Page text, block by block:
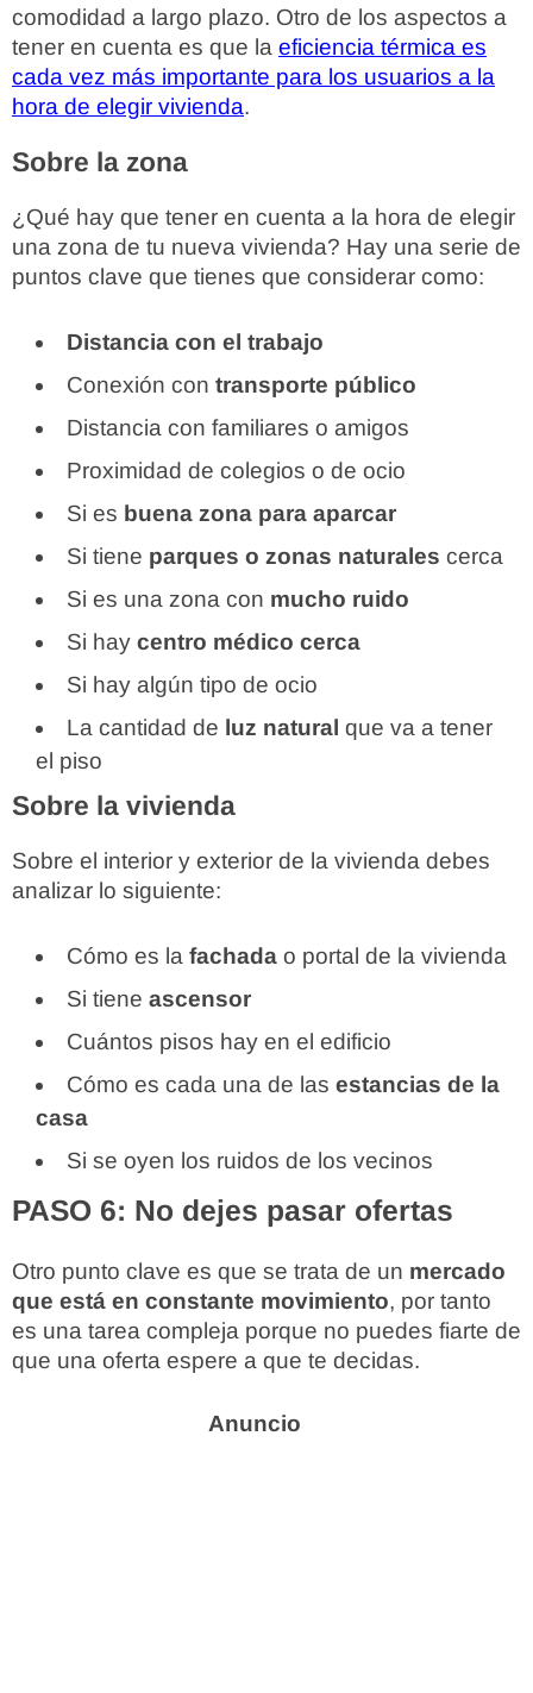
comodidad a largo plazo. Otro de los aspectos a
tener en cuenta es que la eficiencia térmica es
cada vez más importante para los usuarios a la
hora de elegir vivienda.
Sobre la zona
¿Qué hay que tener en cuenta a la hora de elegir
una zona de tu nueva vivienda? Hay una serie de
puntos clave que tienes que considerar como:
Distancia con el trabajo
Conexión con transporte público
Distancia con familiares o amigos
Proximidad de colegios o de ocio
Si es buena zona para aparcar
Si tiene parques o zonas naturales cerca
Si es una zona con mucho ruido
Si hay centro médico cerca
Si hay algún tipo de ocio
La cantidad de luz natural que va a tener
el piso
Sobre la vivienda
Sobre el interior y exterior de la vivienda debes
analizar lo siguiente:
Cómo es la fachada o portal de la vivienda
Si tiene ascensor
Cuántos pisos hay en el edificio
Cómo es cada una de las estancias de la
casa
Si se oyen los ruidos de los vecinos
PASO 6: No dejes pasar ofertas
Otro punto clave es que se trata de un mercado
que está en constante movimiento, por tanto
es una tarea compleja porque no puedes fiarte de
que una oferta espere a que te decidas.